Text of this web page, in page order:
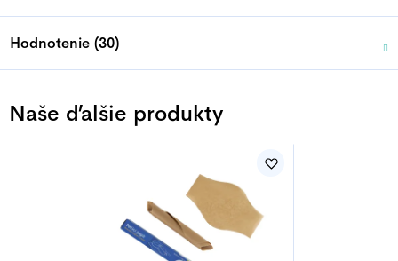
Hodnotenie (30)
Naše ďalšie produkty